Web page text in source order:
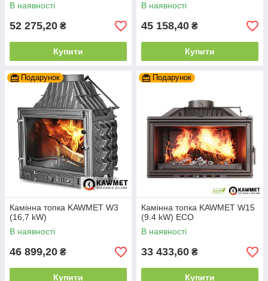
В наявності
52 275,20 ₴
Купити
В наявності
45 158,40 ₴
Купити
Подарунок
Камінна топка KAWMET W3
(16,7 kW)
В наявності
46 899,20 ₴
Купити
Подарунок
Камінна топка KAWMET W15
(9.4 kW) EСO
В наявності
33 433,60 ₴
Купити